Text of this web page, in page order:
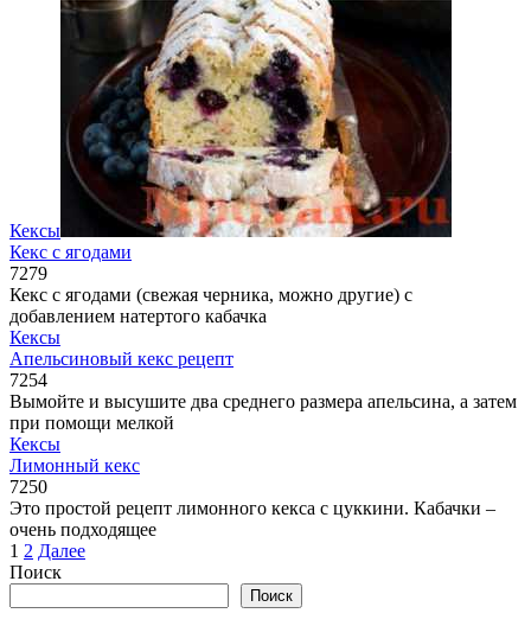
Кексы
Кекс с ягодами
7279
Кекс с ягодами (свежая черника, можно другие) с
добавлением натертого кабачка
Кексы
Апельсиновый кекс рецепт
7254
Вымойте и высушите два среднего размера апельсина, а затем
при помощи мелкой
Кексы
Лимонный кекс
7250
Это простой рецепт лимонного кекса с цуккини. Кабачки –
очень подходящее
Пагинация
записей
1 2 Далее
Поиск
Поиск